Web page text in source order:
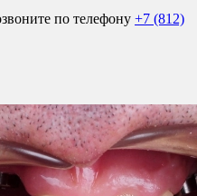
по телефону +7 (812)